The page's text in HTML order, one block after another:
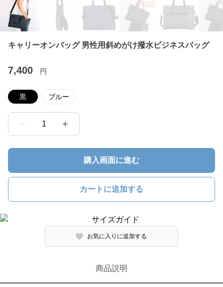
キャリーオンバッグ 男性用斜めがけ撥水ビジネスバッグ
7,400 円
黒 ブルー
1
購入画面に進む
カートに追加する
お気に入りに追加する
商品説明